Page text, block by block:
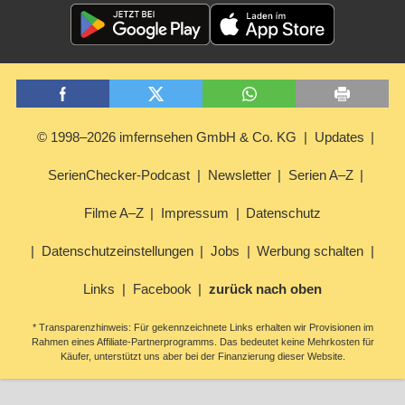
© 1998–2026 imfernsehen GmbH & Co. KG Updates
SerienChecker-Podcast Newsletter Serien A–Z
Filme A–Z Impressum Datenschutz
Datenschutzeinstellungen Jobs Werbung schalten
Links Facebook zurück nach oben
* Transparenzhinweis: Für gekennzeichnete Links erhalten wir Provisionen im
Rahmen eines Affiliate-Partnerprogramms. Das bedeutet keine Mehrkosten für
Käufer, unterstützt uns aber bei der Finanzierung dieser Website.